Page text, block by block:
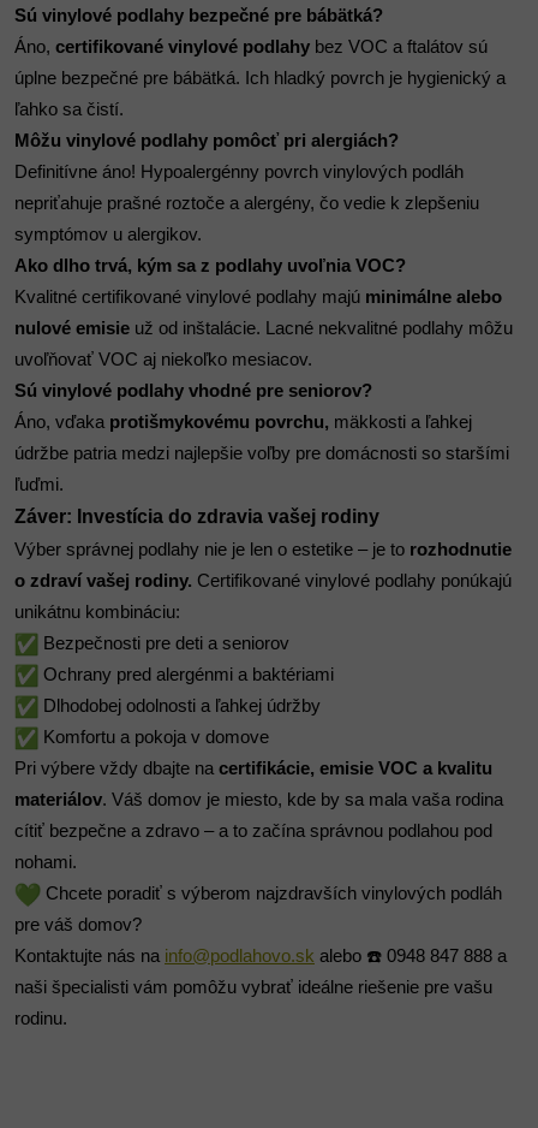
Sú vinylové podlahy bezpečné pre bábätká?
Áno, certifikované vinylové podlahy bez VOC a ftalátov sú
úplne bezpečné pre bábätká. Ich hladký povrch je hygienický a
ľahko sa čistí.
Môžu vinylové podlahy pomôcť pri alergiách?
Definitívne áno! Hypoalergénny povrch vinylových podláh
nepriťahuje prašné roztoče a alergény, čo vedie k zlepšeniu
symptómov u alergikov.
Ako dlho trvá, kým sa z podlahy uvoľnia VOC?
Kvalitné certifikované vinylové podlahy majú minimálne alebo
nulové emisie už od inštalácie. Lacné nekvalitné podlahy môžu
uvoľňovať VOC aj niekoľko mesiacov.
Sú vinylové podlahy vhodné pre seniorov?
Áno, vďaka protišmykovému povrchu, mäkkosti a ľahkej
údržbe patria medzi najlepšie voľby pre domácnosti so staršími
ľuďmi.
Záver: Investícia do zdravia vašej rodiny
Výber správnej podlahy nie je len o estetike – je to rozhodnutie
o zdraví vašej rodiny. Certifikované vinylové podlahy ponúkajú
unikátnu kombináciu:
Bezpečnosti pre deti a seniorov
Ochrany pred alergénmi a baktériami
Dlhodobej odolnosti a ľahkej údržby
Komfortu a pokoja v domove
Pri výbere vždy dbajte na certifikácie, emisie VOC a kvalitu
materiálov. Váš domov je miesto, kde by sa mala vaša rodina
cítiť bezpečne a zdravo – a to začína správnou podlahou pod
nohami.
Chcete poradiť s výberom najzdravších vinylových podláh
pre váš domov?
Kontaktujte nás na info@podlahovo.sk alebo ☎️ 0948 847 888 a
naši špecialisti vám pomôžu vybrať ideálne riešenie pre vašu
rodinu.